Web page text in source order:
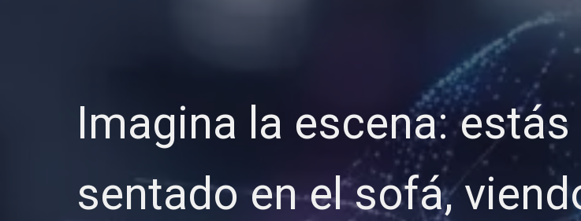
Imagina la escena:
sentado en el sofá,